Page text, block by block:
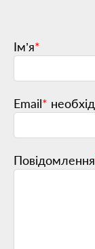
Ім’я*
Email*
Повідомлення